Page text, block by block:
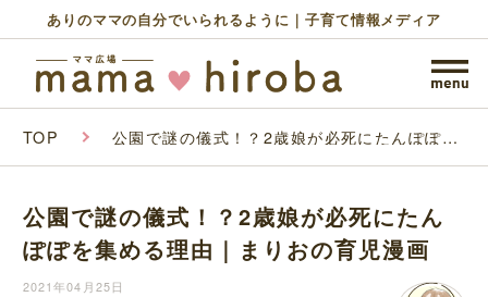
ありのママの自分でいられるように｜子育て情報メディア
TOP 公園で謎の儀式！？2歳娘が必死にたんぽぽを
公園で謎の儀式！？2歳娘が必死にたん
ぽぽを集める理由｜まりおの育児漫画
2021年04月25日